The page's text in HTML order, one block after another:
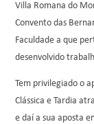
Villa Romana do
Convento das
Faculdade a que
desenvolvido
Tem privilegiado o
Clássica e Tardia
e daí a sua aposta